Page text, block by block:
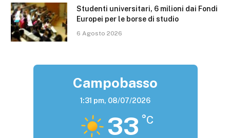
Studenti universitari, 6 milioni dai Fondi
Europei per le borse di studio
6 Agosto 2026
Campobasso
1:31 pm, 08/07/2026
33 °C